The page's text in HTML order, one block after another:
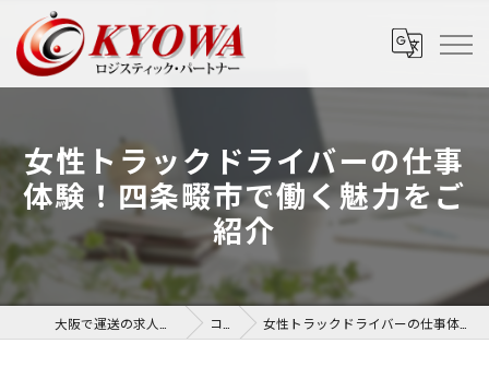
女性トラックドライバーの仕事
体験！四条畷市で働く魅力をご
紹介
コラム 女性トラックドライバーの仕事体験！四条畷市で働く魅力をご紹介